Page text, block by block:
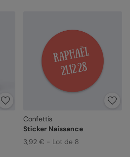
Confettis
Sticker Naissance
3,92 € - Lot de 8